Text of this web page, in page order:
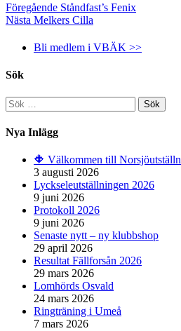
Föregående Ståndfast’s Fenix
Nästa Melkers Cilla
Bli medlem i VBÄK >>
Sök
Sök
efter:
Nya Inlägg
🔶️ Välkommen till
3 augusti 2026
Lyckseleutställningen 2026
9 juni 2026
Protokoll 2026
9 juni 2026
Senaste nytt – ny klubbshop
29 april 2026
Resultat Fällforsån 2026
29 mars 2026
Lomhörds Osvald
24 mars 2026
Ringträning i Umeå
7 mars 2026